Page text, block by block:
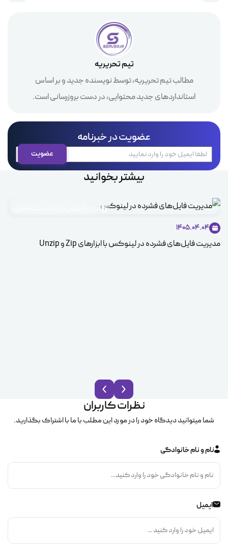
تیم تحریریه
مطالب تیم تحریریه، توسط نویسنده جدید و بر اساس
استانداردهای جدید محتوایی، در دست بروزرسانی است.
عضویت در خبرنامه
بیشتر بخوانید
مطالب آموزشی در زمینه سیستم عامل
1405.04.04
مدیریت فایل‌های فشرده در لینوکس با ابزارهای Zip و Unzip
نظرات کاربران
شما میتوانید دیدگاه خود را در مورد این مطلب با ما با اشتراک بگذارید.
نام و نام خانوادگی
ایمیل